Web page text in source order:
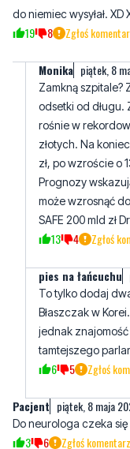
Monika piątek, 8
Zamkną szpitale?
rośnie w
złotych. Na
zł, po wzroście o
Prognozy
może wzrosnąć
SAFE 200 mld zł
13 4 Zgłoś
pies na łańcuchu
To tylko dodaj
jednak znajomość
tamtejszego
6 5 Zgłoś
Pacjent piątek, 8 maja
Do neurologa czeka
Hmmm piątek, 8 maja
Tak tak tak kaczy UJ by